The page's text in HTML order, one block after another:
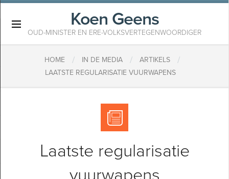
Koen Geens
OUD-MINISTER EN ERE-VOLKSVERTEGENWOORDIGER
HOME / IN DE MEDIA / ARTIKELS /
LAATSTE REGULARISATIE VUURWAPENS
Laatste regularisatie